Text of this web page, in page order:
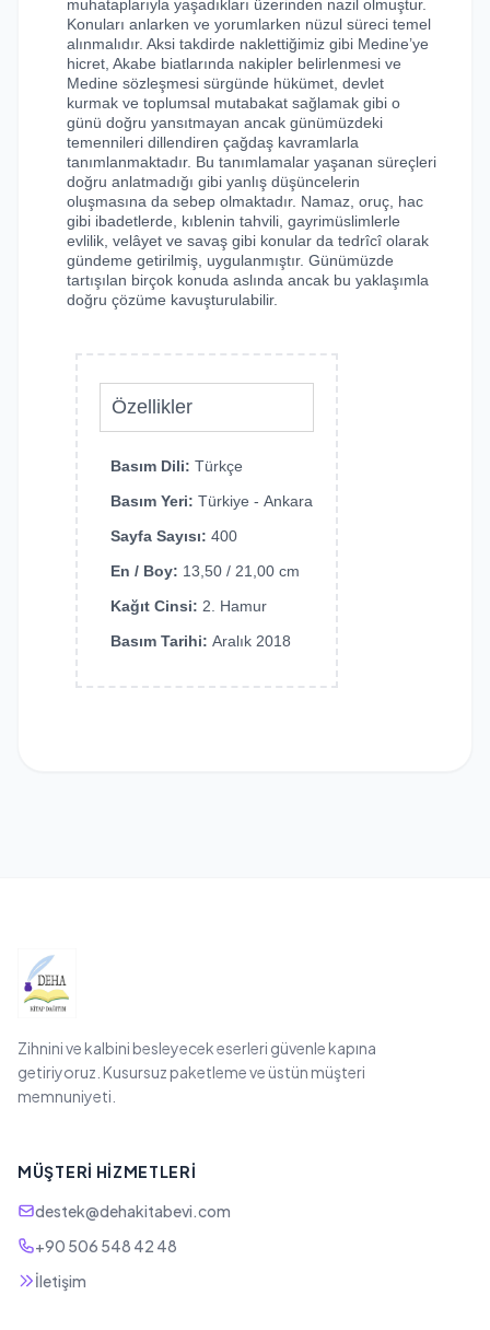
muhataplarıyla yaşadıkları üzerinden nazil olmuştur.
Konuları anlarken ve yorumlarken nüzul süreci temel
alınmalıdır. Aksi takdirde naklettiğimiz gibi Medine’ye
hicret, Akabe biatlarında nakipler belirlenmesi ve
Medine sözleşmesi sürgünde hükümet, devlet
kurmak ve toplumsal mutabakat sağlamak gibi o
günü doğru yansıtmayan ancak günümüzdeki
temennileri dillendiren çağdaş kavramlarla
tanımlanmaktadır. Bu tanımlamalar yaşanan süreçleri
doğru anlatmadığı gibi yanlış düşüncelerin
oluşmasına da sebep olmaktadır. Namaz, oruç, hac
gibi ibadetlerde, kıblenin tahvili, gayrimüslimlerle
evlilik, velâyet ve savaş gibi konular da tedrîcî olarak
gündeme getirilmiş, uygulanmıştır. Günümüzde
tartışılan birçok konuda aslında ancak bu yaklaşımla
doğru çözüme kavuşturulabilir.
Özellikler
Basım Dili: Türkçe
Basım Yeri: Türkiye - Ankara
Sayfa Sayısı: 400
En / Boy: 13,50 / 21,00 cm
Kağıt Cinsi: 2. Hamur
Basım Tarihi: Aralık 2018
Zihnini ve kalbini besleyecek eserleri güvenle kapına
getiriyoruz. Kusursuz paketleme ve üstün müşteri
memnuniyeti.
MÜŞTERI HIZMETLERI
destek@dehakitabevi.com
+90 506 548 42 48
İletişim